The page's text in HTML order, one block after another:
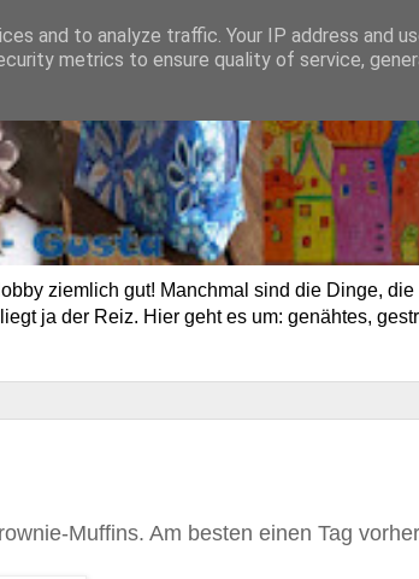
ziemlich gut! Manchmal sind die Dinge, die
ja der Reiz. Hier geht es um: genähtes,
Muffins. Am besten einen Tag vorher
and to analyze traffic. Your IP address and
metrics to ensure quality of service,